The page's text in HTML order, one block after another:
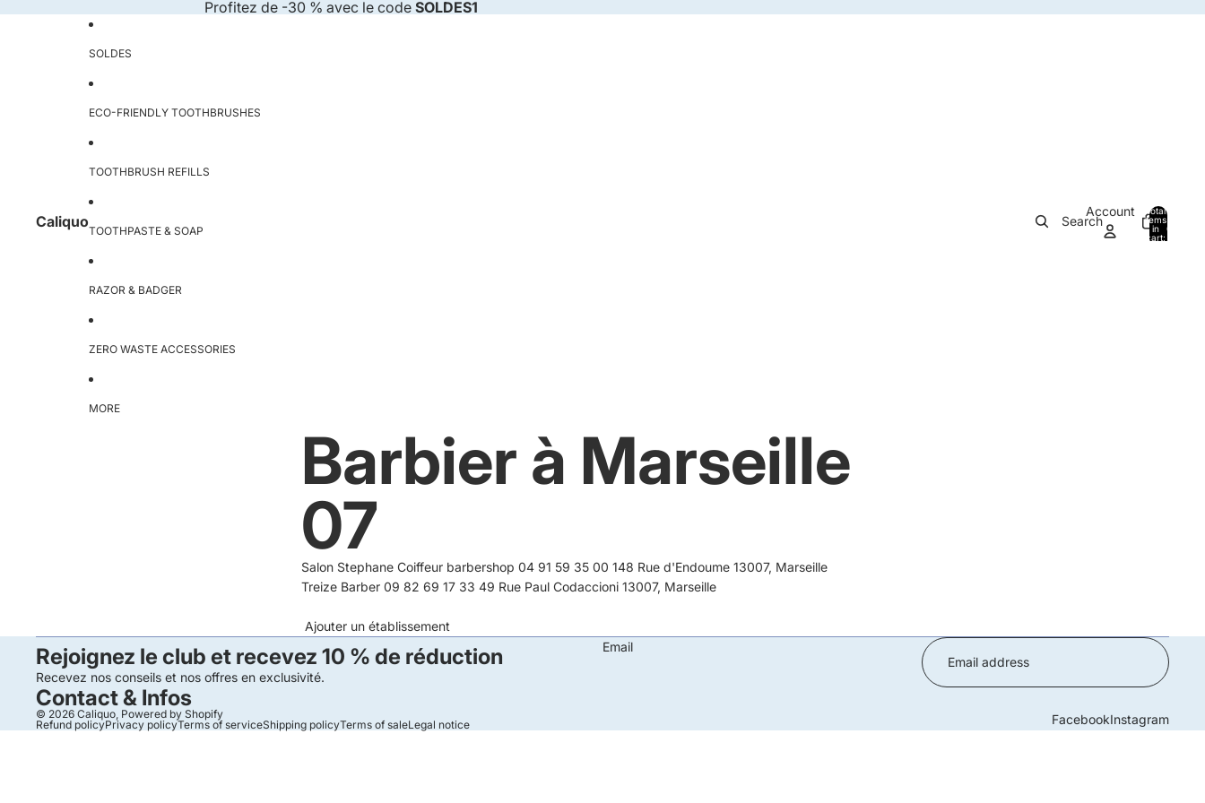
Profitez de -30 % avec le code SOLDES1
Caliquo
SOLDES
ECO-FRIENDLY TOOTHBRUSHES
TOOTHBRUSH REFILLS
TOOTHPASTE & SOAP
RAZOR & BADGER
ZERO WASTE ACCESSORIES
MORE
Search
Account
Total
items
in
cart:
0
Barbier à Marseille
07
Salon Stephane Coiffeur barbershop 04 91 59 35 00 148 Rue d'Endoume 13007, Marseille
Treize Barber 09 82 69 17 33 49 Rue Paul Codaccioni 13007, Marseille
Ajouter un établissement
Rejoignez le club et recevez 10 % de réduction
Recevez nos conseils et nos offres en exclusivité.
Email
Contact & Infos
© 2026 Caliquo, Powered by Shopify
Refund policyPrivacy policyTerms of serviceShipping policyTerms of saleLegal notice FacebookInstagram